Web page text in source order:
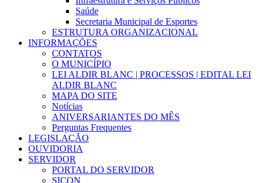
Saúde
Secretaria Municipal de Esportes
ESTRUTURA ORGANIZACIONAL
INFORMAÇÕES
CONTATOS
O MUNICÍPIO
LEI ALDIR BLANC | PROCESSOS | EDITAL LEI
ALDIR BLANC
MAPA DO SITE
Notícias
ANIVERSARIANTES DO MÊS
Perguntas Frequentes
LEGISLAÇÃO
OUVIDORIA
SERVIDOR
PORTAL DO SERVIDOR
SICON